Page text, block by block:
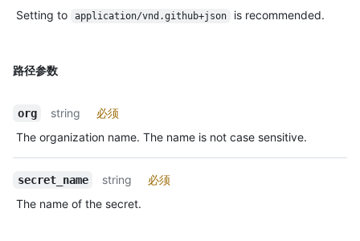
Setting to
application/vnd.github+json is recommended.
路径参数
org string
必须
The organization name. The name is not case sensitive.
secret_name string
必须
The name of the secret.